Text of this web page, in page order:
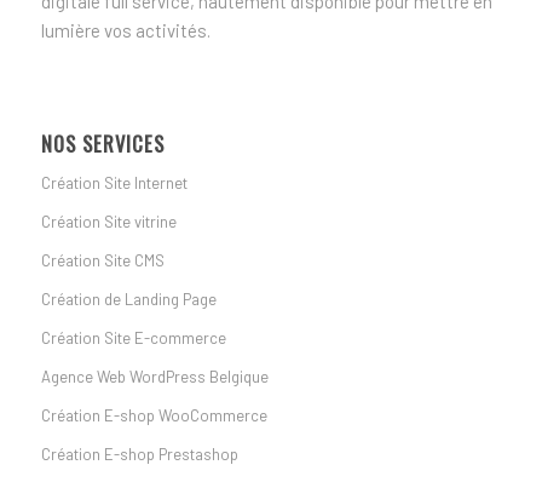
lumière vos activités.
NOS SERVICES
Création Site Internet
Création Site vitrine
Création Site CMS
Création de Landing Page
Création Site E-commerce
Agence Web WordPress Belgique
Création E-shop WooCommerce
Création E-shop Prestashop